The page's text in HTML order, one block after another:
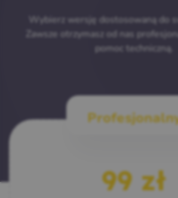
Wybierz wersję dostosowaną do
Zawsze otrzymasz od nas
pomoc techniczną.
99 zł